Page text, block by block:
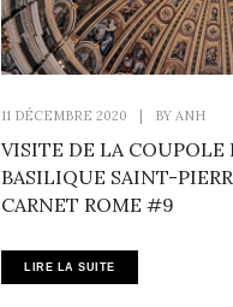
11 DÉCEMBRE 2020 | BY ANH
VISITE DE LA COUPOLE
BASILIQUE SAINT-
CARNET ROME #9
LIRE LA SUITE